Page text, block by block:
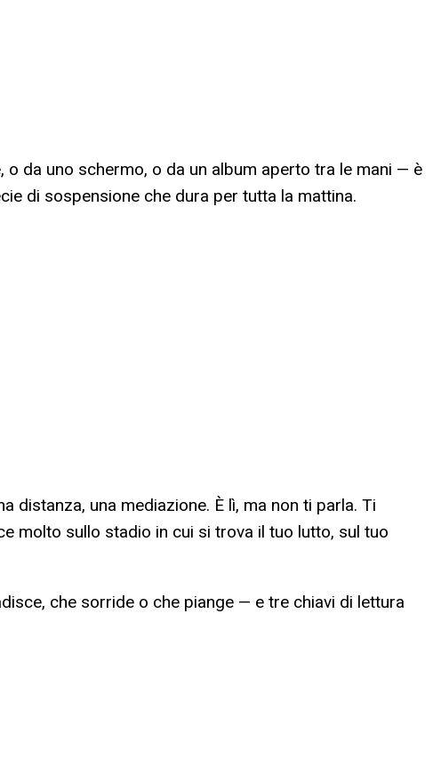
da uno schermo, o da un album aperto tra le mani — è
di sospensione che dura per tutta la mattina.
distanza, una mediazione. È lì, ma non ti parla. Ti
molto sullo stadio in cui si trova il tuo lutto, sul tuo
che sorride o che piange — e tre chiavi di lettura